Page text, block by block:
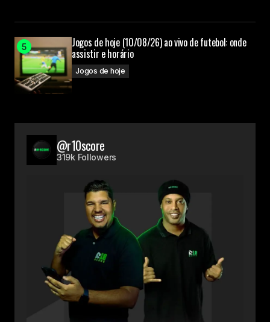
Jogos de hoje (10/08/26) ao vivo de futebol: onde
assistir e horário
Jogos de hoje
@r10score
319k Followers